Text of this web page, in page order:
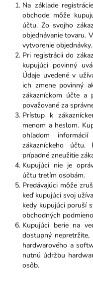
Na základe
obchode môže
účtu. Zo svojho
objednávanie tovaru.
vytvorenie objednávky.
Pri registrácii do
kupujúci povinný
Údaje uvedené v
ich zmene povinný
zákazníckom účte a
považované za
Prístup k
menom a heslom.
ohľadom
zákazníckeho účtu.
prípadné zneužitie
Kupujúci nie je
účtu tretím osobám.
Predávajúci môže
keď kupujúci svoj
kedy kupujúci poruší
obchodných
Kupujúci berie na
dostupný
hardwarového a
nutnú údržbu
osôb.